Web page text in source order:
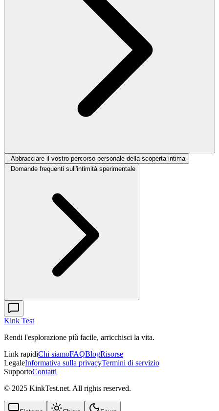
Abbracciare il vostro percorso personale della scoperta intima
Domande frequenti sull'intimità sperimentale
Kink Test
Rendi l'esplorazione più facile, arricchisci la vita.
Link rapidiChi siamoFAQBlogRisorse
LegaleInformativa sulla privacyTermini di servizio
SupportoContatti
© 2025 KinkTest.net. All rights reserved.